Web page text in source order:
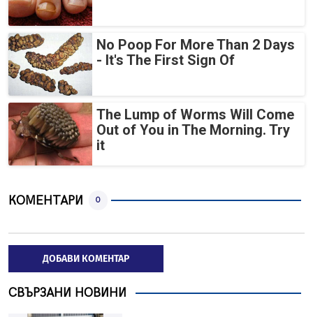
No Poop For More Than 2 Days
- It's The First Sign Of
The Lump of Worms Will Come
Out of You in The Morning. Try
it
КОМЕНТАРИ 0
ДОБАВИ КОМЕНТАР
СВЪРЗАНИ НОВИНИ